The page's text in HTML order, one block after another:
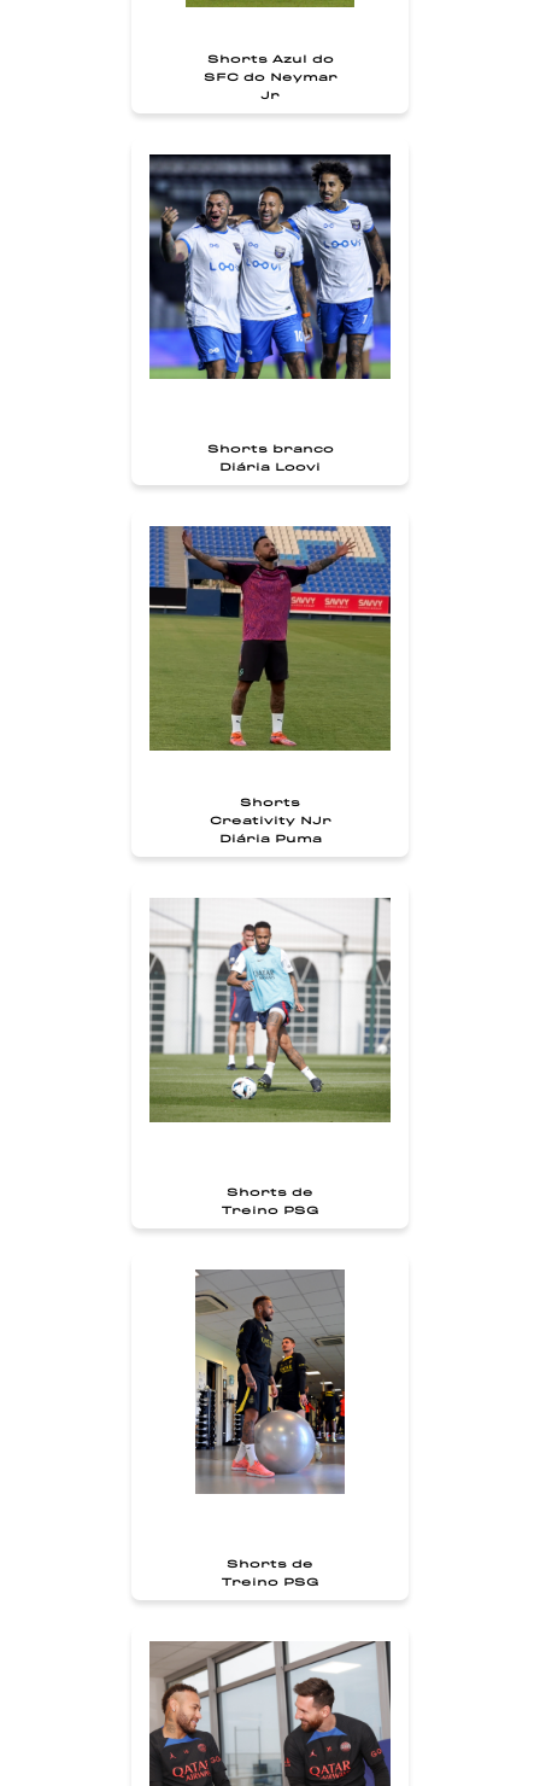
Shorts Azul do
SFC do Neymar
Jr
Shorts branco
Diária Loovi
Shorts
Creativity NJr
Diária Puma
Shorts de
Treino PSG
Shorts de
Treino PSG